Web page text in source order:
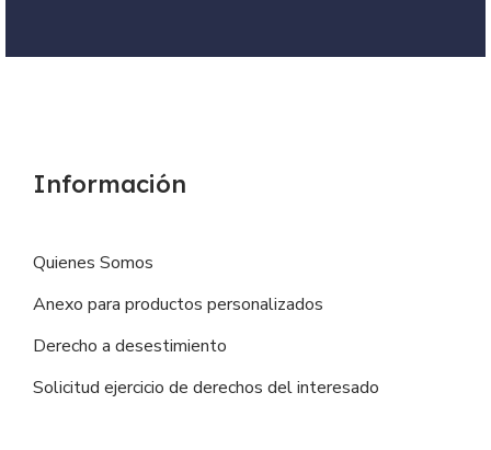
Información
Quienes Somos
Anexo para productos personalizados
Derecho a desestimiento
Solicitud ejercicio de derechos del interesado